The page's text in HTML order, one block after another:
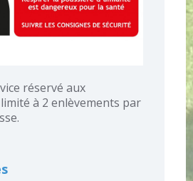
réservé aux
à 2 enlèvements par